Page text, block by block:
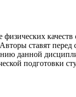
физических
ставят
данной
подготовки